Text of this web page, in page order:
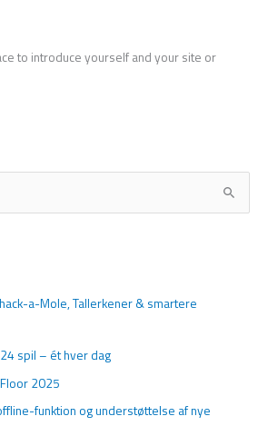
to introduce yourself and your site or
a-Mole, Tallerkener & smartere
spil – ét hver dag
2025
funktion og understøttelse af nye